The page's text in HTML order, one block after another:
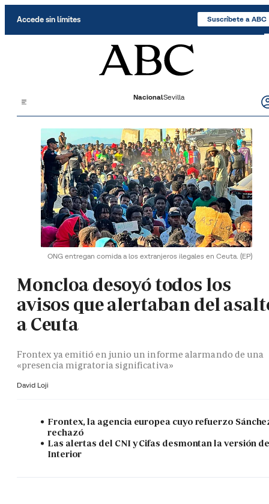
Accede sin límites Suscríbete a ABC
NacionalSevilla
ONG entregan comida a los extranjeros ilegales en Ceuta. (EP)
Moncloa desoyó todos los
avisos que alertaban del
a Ceuta
Frontex ya emitió en junio un informe alarmando de una
«presencia migratoria significativa»
David Loji
Frontex, la agencia europea cuyo refuerzo
rechazó
Las alertas del CNI y Cifas desmontan la versión
Interior